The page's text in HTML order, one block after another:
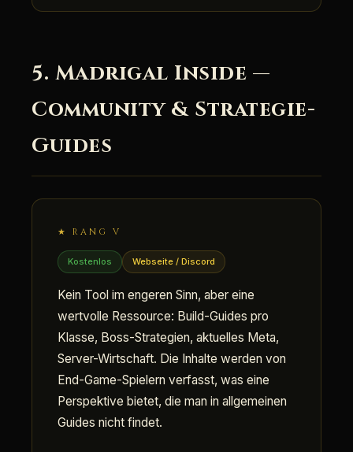
5. Madrigal Inside —
Community & Strategie-
Guides
★ RANG V
Kostenlos Webseite / Discord
Kein Tool im engeren Sinn, aber eine
wertvolle Ressource: Build-Guides pro
Klasse, Boss-Strategien, aktuelles Meta,
Server-Wirtschaft. Die Inhalte werden von
End-Game-Spielern verfasst, was eine
Perspektive bietet, die man in allgemeinen
Guides nicht findet.